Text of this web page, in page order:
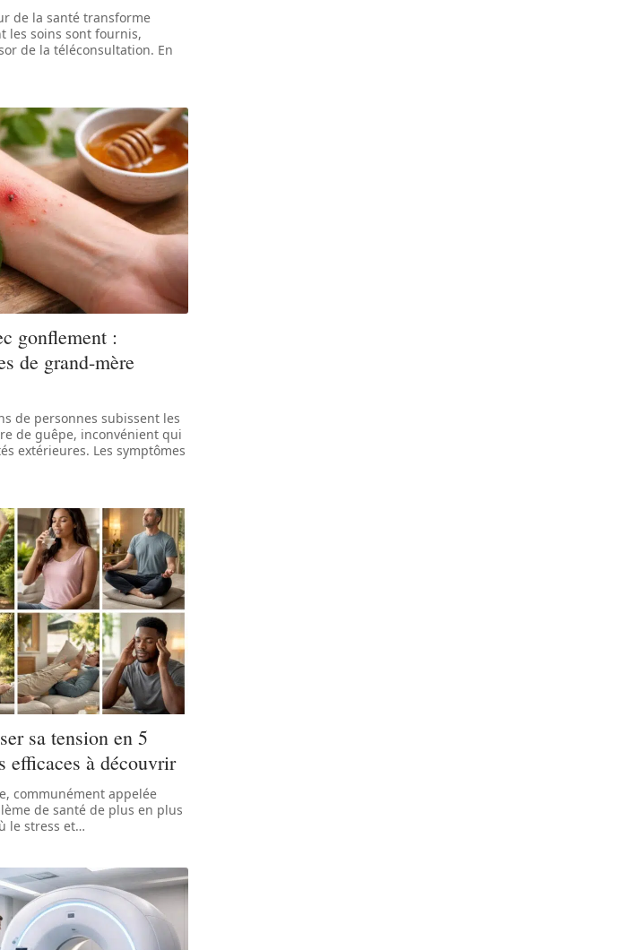
de la santé transforme
les soins sont fournis,
de la téléconsultation. En
gonflement :
de grand-mère
de personnes subissent les
de guêpe, inconvénient qui
extérieures. Les symptômes
sa tension en 5
efficaces à découvrir
communément appelée
de santé de plus en plus
le stress et…